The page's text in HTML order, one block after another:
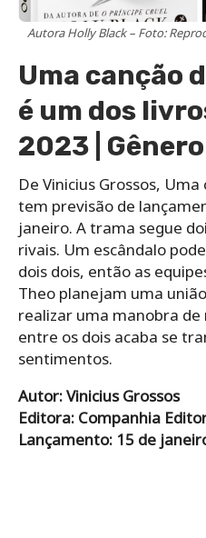
Autora Holly Black – Foto:
Uma canção
é um dos
2023 |
De Vinicius Grossos,
tem previsão de
janeiro. A trama segue
rivais. Um escândalo
dois dois, então as
Theo planejam uma
realizar uma manobra
entre os dois acaba se
sentimentos.
Autor: Vinicius Grossos
Editora: Companhia
Lançamento: 15 de